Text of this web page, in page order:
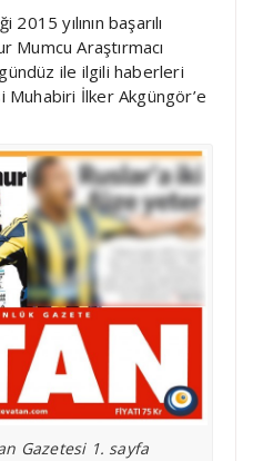
yılının başarılı
Mumcu Araştırmacı
ile ilgili haberleri
İlker Akgüngör’e
Gazetesi 1. sayfa